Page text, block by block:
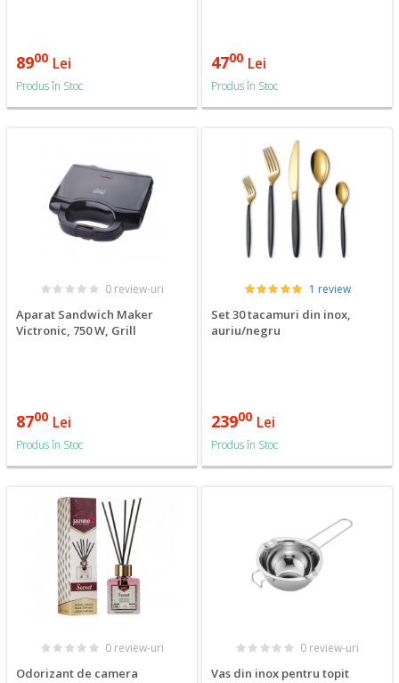
8900 Lei
Produs în Stoc
4700 Lei
Produs în Stoc
0 review-uri
Aparat Sandwich Maker
Victronic, 750 W, Grill
8700 Lei
Produs în Stoc
1 review
Set 30 tacamuri din inox,
auriu/negru
23900 Lei
Produs în Stoc
0 review-uri
Odorizant de camera
0 review-uri
Vas din inox pentru topit